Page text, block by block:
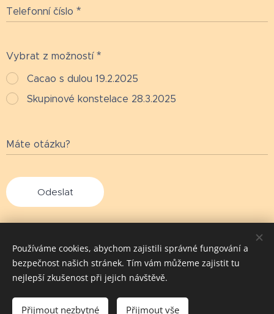
Telefonní číslo
Vybrat z možností
Cacao s dulou 19.2.2025
Skupinové konstelace 28.3.2025
Máte otázku?
Odeslat
Jana Kouláková
Facebook
Používáme cookies, abychom zajistili správné fungování a
bezpečnost našich stránek. Tím vám můžeme zajistit tu
nejlepší zkušenost při jejich návštěvě.
Přijmout nezbytné Přijmout vše